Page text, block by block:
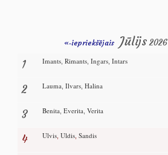
«‑iepriekšējais Jūlijs2026
1 Imants, Rimants, Ingars, Intars
2 Lauma Ilvars, Halina
3 Benita Everita Verita
4 Ulvis, Uldis, Sandis